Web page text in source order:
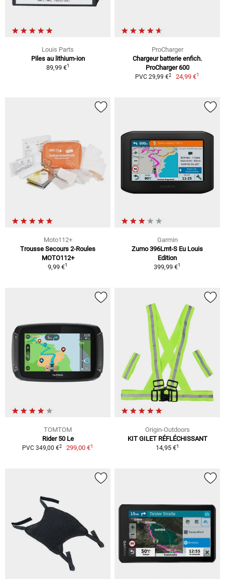
Louis Parts
Piles au lithium-ion
89,99 €1
ProCharger
Chargeur batterie enfich.
ProCharger 600
PVC 29,99 €2 24,99 €1
Moto112+
Trousse Secours 2-Roules
MOTO112+
9,99 €1
Garmin
Zumo 396Lmt-S Eu Louis
Edition
399,99 €1
TOMTOM
Rider 50 Le
PVC 349,00 €2 299,00 €1
Origin-Outdoors
KIT GILET RÉFLÉCHISSANT
14,95 €1